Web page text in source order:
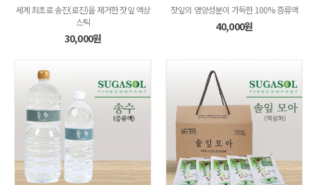
세계 최초로 송진(로진)을 제거한 잣잎 액상
스틱
30,000원
잣잎의 영양성분이 가득한 100% 증류액
40,000원